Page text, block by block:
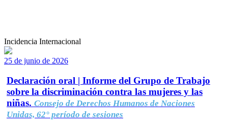
Incidencia Internacional
25 de junio de 2026
Declaración oral | Informe del Grupo de Trabajo
sobre la discriminación contra las mujeres y las
niñas. Consejo de Derechos Humanos de Naciones
Unidas, 62° período de sesiones